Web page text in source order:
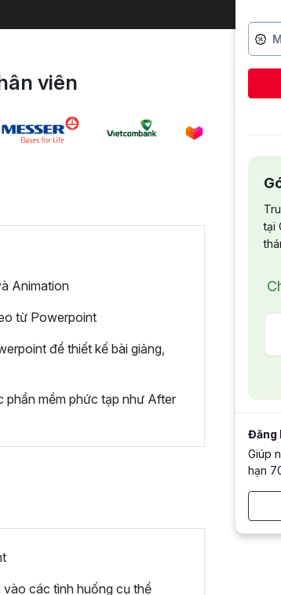
viên
Animation
từ Powerpoint
để thiết kế bài giảng,
mềm phức tạp như After
các tình huống cụ thể
tại
Đăng
Giúp
hạn